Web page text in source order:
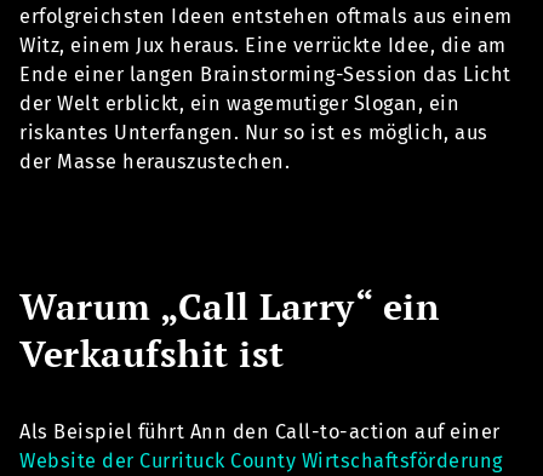
erfolgreichsten Ideen entstehen oftmals aus einem
Witz, einem Jux heraus. Eine verrückte Idee, die am
Ende einer langen Brainstorming-Session das Licht
der Welt erblickt, ein wagemutiger Slogan, ein
riskantes Unterfangen. Nur so ist es möglich, aus
der Masse herauszustechen.
Warum „Call Larry“ ein
Verkaufshit ist
Als Beispiel führt Ann den Call-to-action auf einer
Website der Currituck County Wirtschaftsförderung